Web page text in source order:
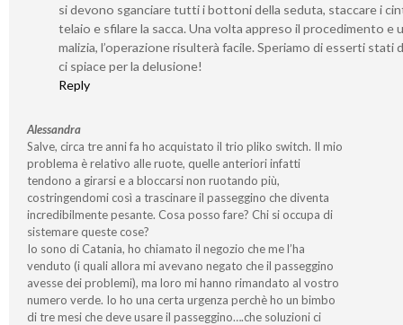
si devono sganciare tutti i bottoni della seduta, staccare i
telaio e sfilare la sacca. Una volta appreso il procedimento e
malizia, l’operazione risulterà facile. Speriamo di esserti stati
ci spiace per la delusione!
Reply
Alessandra
Salve, circa tre anni fa ho acquistato il trio pliko switch. Il mio
problema è relativo alle ruote, quelle anteriori infatti
tendono a girarsi e a bloccarsi non ruotando più,
costringendomi così a trascinare il passeggino che diventa
incredibilmente pesante. Cosa posso fare? Chi si occupa di
sistemare queste cose?
Io sono di Catania, ho chiamato il negozio che me l’ha
venduto (i quali allora mi avevano negato che il passeggino
avesse dei problemi), ma loro mi hanno rimandato al vostro
numero verde. Io ho una certa urgenza perchè ho un bimbo
di tre mesi che deve usare il passeggino….che soluzioni ci